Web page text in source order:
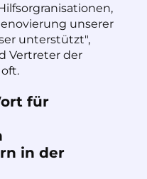
unserer
unterstützt",
Vertreter der
für
in der